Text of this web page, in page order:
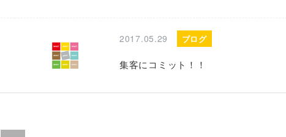
2017.05.29 ブログ
集客にコミット！！